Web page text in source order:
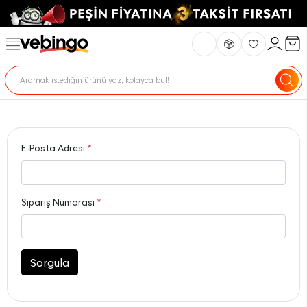
E-Posta Adresi *
Sipariş Numarası *
Sorgula